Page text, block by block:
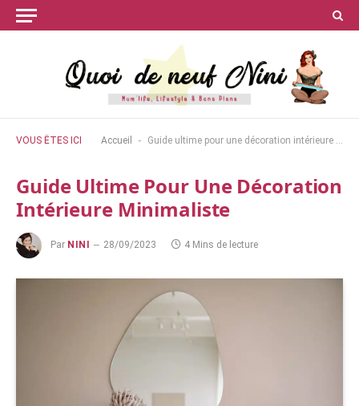
VOUS ÊTES ICI Accueil - Guide ultime pour une décoration intérieure minimaliste
Guide Ultime Pour Une Décoration
Intérieure Minimaliste
Par NINI 28/09/2023 4 Mins de lecture